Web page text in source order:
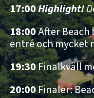
17:00Highlight!
18:00After Beach
entré och mycket
19:30Finalkväll
20:00Finaler: